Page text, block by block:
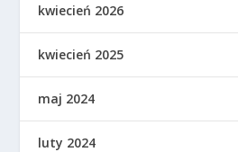
kwiecień 2026
kwiecień 2025
maj 2024
luty 2024